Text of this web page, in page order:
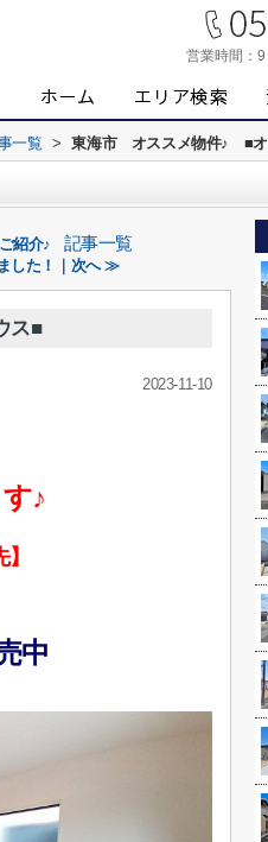
営業時間： 9
一覧 > 東海市 オススメ物件♪ ■オ
紹介♪ 記事一覧
した！｜次へ ≫
ス■
2023-11-10
♪
中